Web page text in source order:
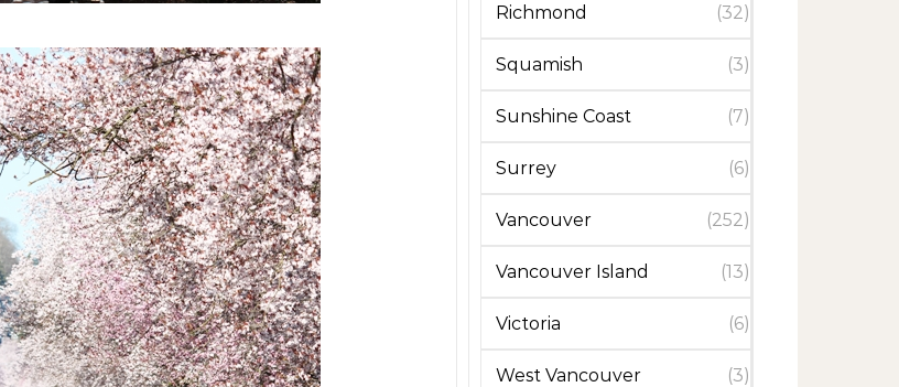
Richmond (32)
Squamish (3)
Sunshine Coast (7)
Surrey (6)
Vancouver (252)
Vancouver Island (13)
Victoria (6)
West Vancouver (3)